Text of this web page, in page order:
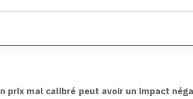
prix mal calibré peut avoir un impact